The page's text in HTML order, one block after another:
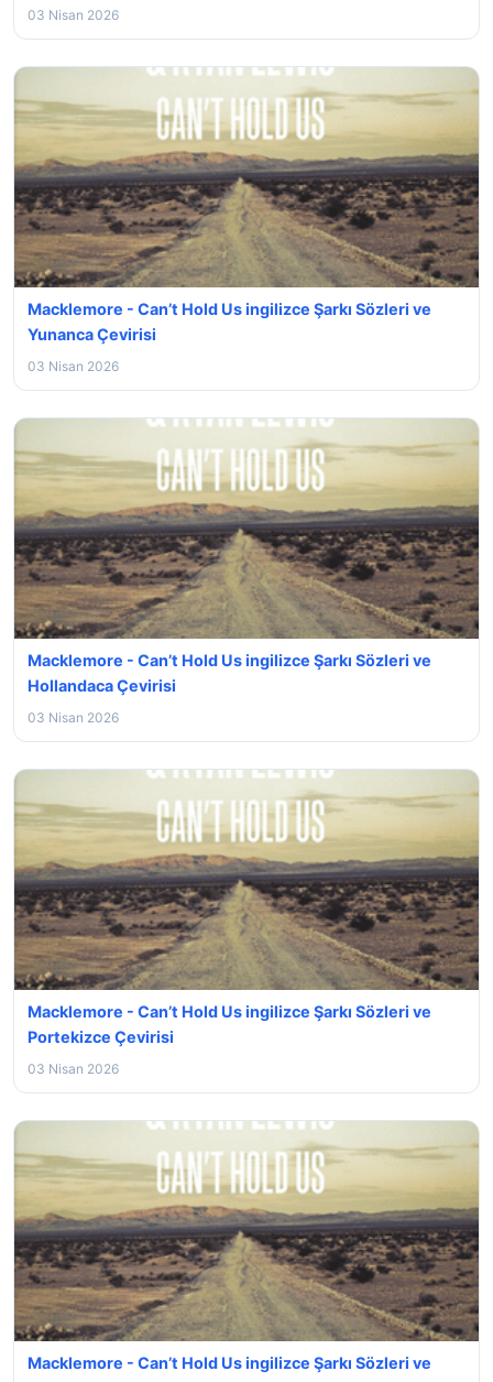
03 Nisan 2026
Macklemore - Can’t Hold Us ingilizce Şarkı Sözleri ve
Yunanca Çevirisi
03 Nisan 2026
Macklemore - Can’t Hold Us ingilizce Şarkı Sözleri ve
Hollandaca Çevirisi
03 Nisan 2026
Macklemore - Can’t Hold Us ingilizce Şarkı Sözleri ve
Portekizce Çevirisi
03 Nisan 2026
Macklemore - Can’t Hold Us ingilizce Şarkı Sözleri ve